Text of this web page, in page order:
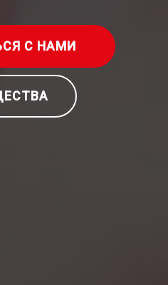
С НАМИ